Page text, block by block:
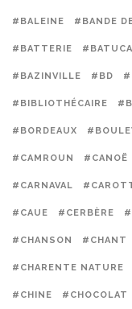
#BALEINE #BANDE
#BATTERIE
#BAZINVILLE #BD
#BIBLIOTHÉCAIRE
#BORDEAUX
#CAMROUN #CANOË
#CARNAVAL
#CAUE #CERBÈRE
#CHANSON #CHANT
#CHARENTE NATURE
#CHINE #CHOCOLAT